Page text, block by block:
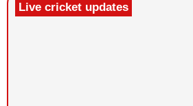
Live cricket updates